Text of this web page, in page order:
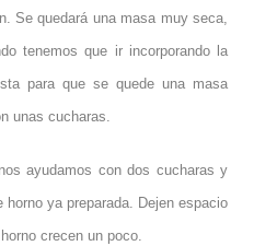
Se quedará una masa muy seca,
tenemos que ir incorporando la
para que se quede una masa
unas cucharas.
ayudamos con dos cucharas y
ya preparada. Dejen espacio
crecen un poco.